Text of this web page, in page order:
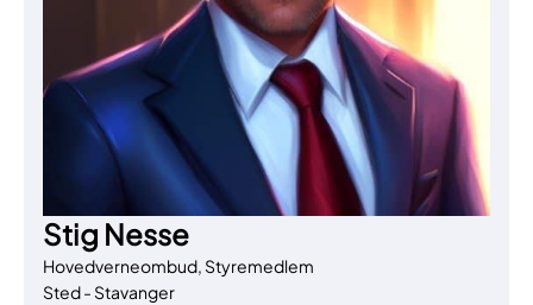
Stig Nesse
Hovedverneombud, Styremedlem
Sted - Stavanger